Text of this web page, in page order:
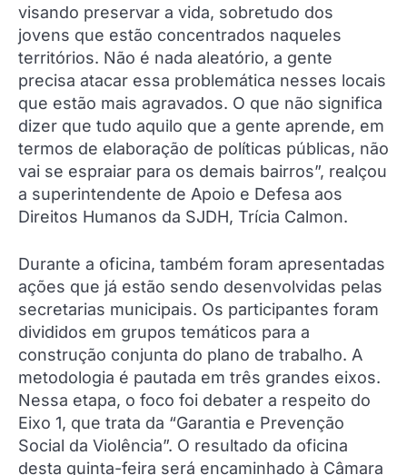
visando preservar a vida, sobretudo dos
jovens que estão concentrados naqueles
territórios. Não é nada aleatório, a gente
precisa atacar essa problemática nesses locais
que estão mais agravados. O que não significa
dizer que tudo aquilo que a gente aprende, em
termos de elaboração de políticas públicas, não
vai se espraiar para os demais bairros”, realçou
a superintendente de Apoio e Defesa aos
Direitos Humanos da SJDH, Trícia Calmon.
Durante a oficina, também foram apresentadas
ações que já estão sendo desenvolvidas pelas
secretarias municipais. Os participantes foram
divididos em grupos temáticos para a
construção conjunta do plano de trabalho. A
metodologia é pautada em três grandes eixos.
Nessa etapa, o foco foi debater a respeito do
Eixo 1, que trata da “Garantia e Prevenção
Social da Violência”. O resultado da oficina
desta quinta-feira será encaminhado à Câmara